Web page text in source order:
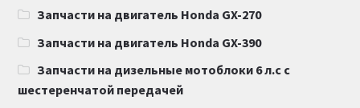
Запчасти на двигатель Honda GX-270
Запчасти на двигатель Honda GX-390
Запчасти на дизельные мотоблоки 6 л.с с
шестеренчатой передачей